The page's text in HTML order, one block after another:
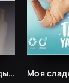
Я полюбил тебя однажды (2019) Моя